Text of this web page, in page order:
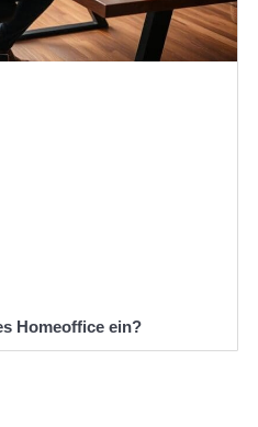
Homeoffice ein?